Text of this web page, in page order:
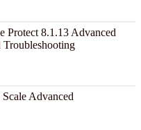
8.1.13 Advanced
Advanced